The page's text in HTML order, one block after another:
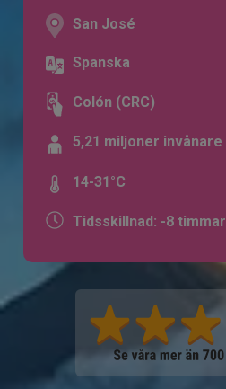
San José
Spanska
Colón (CRC)
5,21 miljoner invånare
14-31°C
Tidsskillnad: -8 timmar